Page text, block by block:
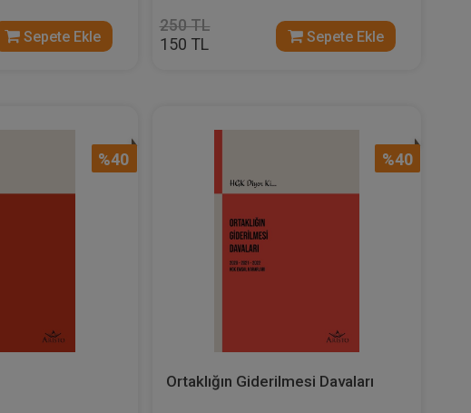
Sepete Ekle
250 TL
150 TL Sepete Ekle
%40 %40
Ortaklığın Giderilmesi Davaları